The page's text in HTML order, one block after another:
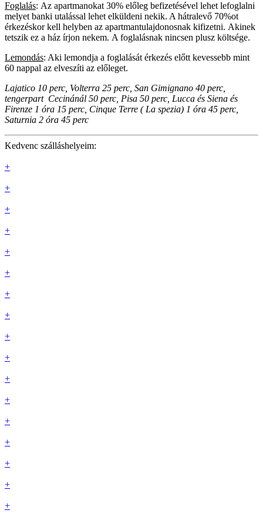
Foglalás: Az apartmanokat 30% előleg befizetésével lehet lefoglalni
melyet banki utalással lehet elküldeni nekik. A hátralevő 70%ot
érkezéskor kell helyben az apartmantulajdonosnak kifizetni. Akinek
tetszik ez a ház írjon nekem. A foglalásnak nincsen plusz költsége.
Lemondás: Aki lemondja a foglalását érkezés előtt kevessebb mint
60 nappal az elveszíti az előleget.
Lajatico 10 perc, Volterra 25 perc, San Gimignano 40 perc,
tengerpart Cecinánál 50 perc, Pisa 50 perc, Lucca és Siena és
Firenze 1 óra 15 perc, Cinque Terre ( La spezia) 1 óra 45 perc,
Saturnia 2 óra 45 perc
Kedvenc szálláshelyeim:
+
+
+
+
+
+
+
+
+
+
+
+
+
+
+
+
+